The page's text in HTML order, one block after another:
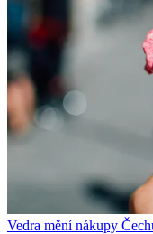
Vedra mění nákupy